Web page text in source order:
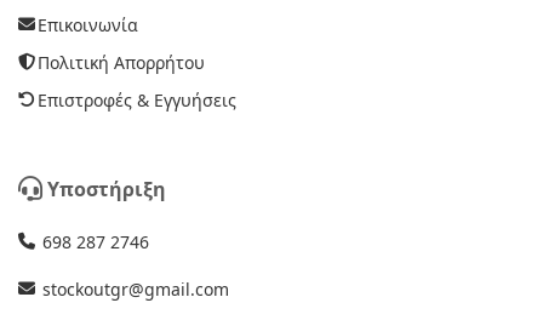
Επικοινωνία
Πολιτική Απορρήτου
Επιστροφές & Εγγυήσεις
Υποστήριξη
698 287 2746
stockoutgr@gmail.com